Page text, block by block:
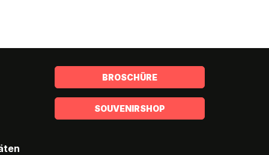
BROSCHÜRE
SOUVENIRSHOP